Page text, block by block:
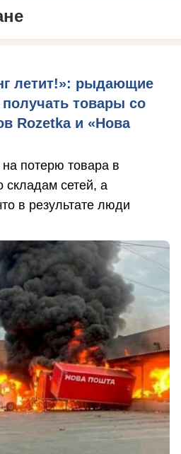
летит!»: рыдающие
товары со
Rozetka и «Нова
потерю товара в
складам сетей, а
в результате люди